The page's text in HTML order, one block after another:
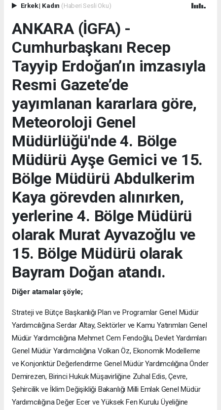
Erkek| Kadın (Haberi Sesli Oku)
ANKARA (İGFA) -
Cumhurbaşkanı Recep
Tayyip Erdoğan’ın imzasıyla
Resmi Gazete’de
yayımlanan kararlara göre,
Meteoroloji Genel
Müdürlüğü'nde 4. Bölge
Müdürü Ayşe Gemici ve 15.
Bölge Müdürü Abdulkerim
Kaya görevden alınırken,
yerlerine 4. Bölge Müdürü
olarak Murat Ayvazoğlu ve
15. Bölge Müdürü olarak
Bayram Doğan atandı.
Diğer atamalar şöyle;
Strateji ve Bütçe Başkanlığı Plan ve Programlar Genel Müdür
Yardımcılığına Serdar Altay, Sektörler ve Kamu Yatırımları Genel
Müdür Yardımcılığına Mehmet Cem Fendoğlu, Devlet Yardımları
Genel Müdür Yardımcılığına Volkan Öz, Ekonomik Modelleme
ve Konjonktür Değerlendirme Genel Müdür Yardımcılığına Önder
Demirezen, Birinci Hukuk Müşavirliğine Zuhal Edis, Çevre,
Şehircilik ve İklim Değişikliği Bakanlığı Milli Emlak Genel Müdür
Yardımcılığına Değer Ecer ve Yüksek Fen Kurulu Üyeliğine